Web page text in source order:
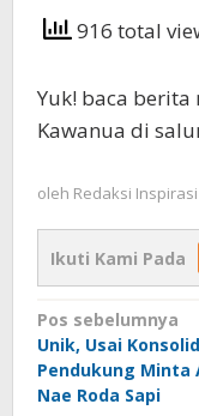
916 total
Yuk! baca
Kawanua di
oleh Redaksi
Ikuti Kami Pada
Navigasi
pos
Pos sebelumnya
Unik, Usai
Pendukung Minta
Nae Roda Sapi